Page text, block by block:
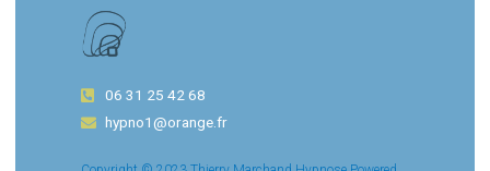
06 31 25 42 68
hypno1@orange.fr